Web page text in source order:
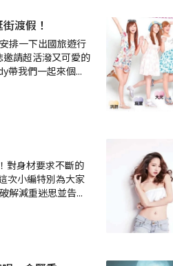
渡假！
排一下出國旅遊行
請超活潑又可愛的
帶我們一起來個...
對身材要求不斷的
次小編特別為大家
解減重迷思並告...